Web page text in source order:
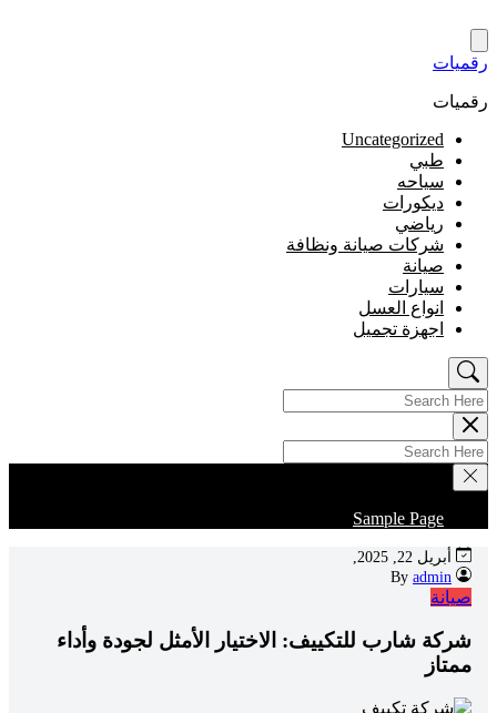
Uncategorized
طبي
سياحه
ديكورات
رياضي
شركات صيانة ونظافة
صيانة
سيارات
انواع العسل
اجهزة تجميل
Sample Page
أبريل 22, 2025,
admin
صيانة
شركة شارب للتكييف: الاختيار الأمثل لجودة وأداء
ممتاز